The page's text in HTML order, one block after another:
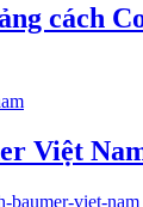
cách
Việt